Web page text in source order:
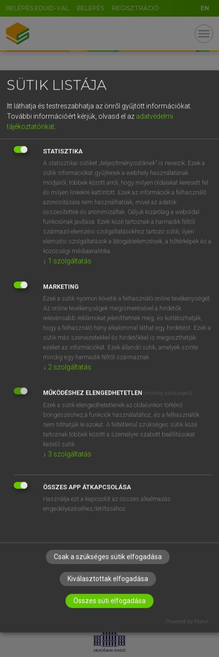
BELÉPÉS EDUID-VAL BELÉPÉS REGISZTRÁCIÓ EN
menu
OOOOPS!
SZOTAR.NET APPLIKÁCIÓ
MICROSOFT OFFICE BŐVÍTMÉNY
BEÉPÜLŐ SZÓTÁRMODUL
ONLINE NYELVVIZSGA
EGYÉNI FELHASZNÁLÓKNAK
TANULÓKNAK
OKTATÁSI INTÉZMÉNYEKNEK
VÁLLALATI MEGOLDÁSOK
RÓLUNK
ELÉRHETŐSÉG
SÜTI BEÁLLÍTÁSOK
LICENCSZERZŐDÉS ADATVÉDELEM
SÜTIK LISTÁJA
Itt láthatja és testreszabhatja az önről gyűjtött információkat.
További információért kérjük, olvasd el az adatvédelmi
tájékoztatónkat
STATISZTIKA
A statisztikai sütiket „teljesítménysütiknek” is nevezik. Ezek a
sütik információkat gyűjtenek a webhely használatának
módjáról, többek között arról, hogy milyen oldalakat keresett fel
és milyen linkekre kattintott. Ezek az információk a felhasználó
azonosítására nem használhatóak, mivel az adatok
összesítettek és anonimizáltak. Céljuk kizárólag a weboldal
funkcióinak javítása. Ezek közé tartoznak a harmadik féltől
származó elemzési szolgáltatásokhoz tartozó sütik; ilyen
elemzési szolgáltatások a látogatóelemzések, a hőtérképek és a
közösségi médiaanalitika.
↓ 1 szolgáltatás
MARKETING
Ezek a sütik nyomon követik a felhasználó online tevékenységét.
Az online tevékenységek megismerésével a hirdetők
relevánsabb reklámokat jeleníthetnek meg, és korlátozhatják,
hogy a felhasználó hány alkalommal láthat egy hirdetést. Ezek a
sütik más szervezetekkel és hirdetőkkel is megoszthatják
ezeket az információkat. Ezek állandó sütik, amelyek szinte
mindig egy harmadik féltől származnak.
↓ 2 szolgáltatás
MŰKÖDÉSHEZ ELENGEDHETETLEN (mindig szükséges)
Ezek a sütik elengedhetetlenek az oldalunkon történő
böngészéshez,a funkciók használatához, és a felhasználók
nem tilthatják le azokat. A feltétlenül szükséges sütik közé
tartoznak többek között a személyre szabott beállításokat
kezelő sütik.
↓ 3 szolgáltatás
ÖSSZES APP ÁTKAPCSOLÁSA
Használja ezt a kapcsolót az összes alkalmazás
engedélyezéséhez/letiltásához.
Csak a szükséges sütik elfogadása
Kiválasztottak elfogadása
Összes süti elfogadása
Powered by Klaro!
GR
5
g h k l
v b n m , . - AltGr